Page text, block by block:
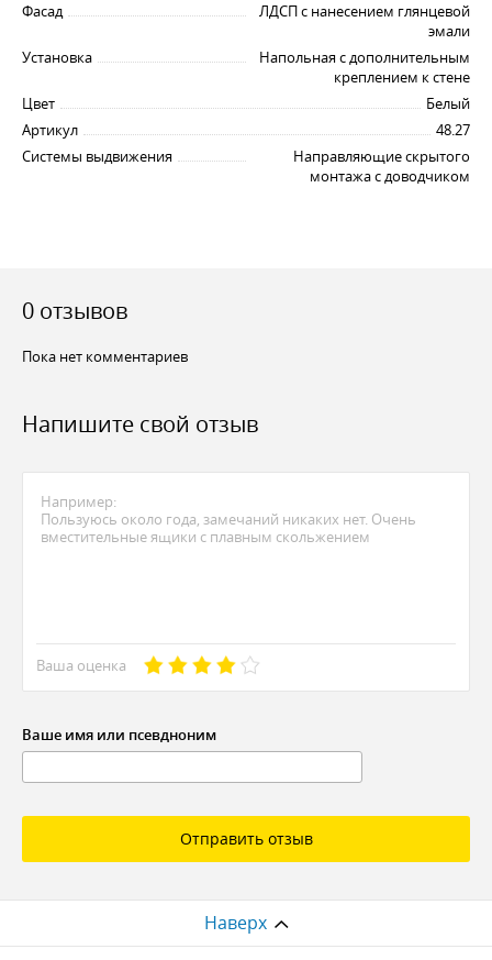
Фасад
ЛДСП с нанесением глянцевой
эмали
Установка
Напольная с дополнительным
креплением к стене
Цвет
Белый
Артикул
48.27
Системы выдвижения
Направляющие скрытого
монтажа с доводчиком
0 отзывов
Пока нет комментариев
Напишите свой отзыв
Ваша оценка
Ваше имя или псевдноним
Отправить отзыв
Наверх